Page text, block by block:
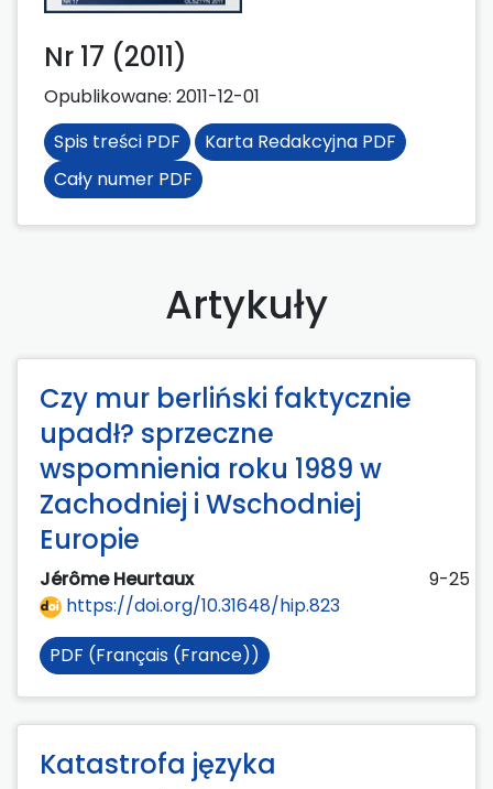
Nr 17 (2011)
Opublikowane: 2011-12-01
Spis treści PDF
Karta Redakcyjna PDF
Cały numer PDF
Artykuły
Czy mur berliński faktycznie
upadł? sprzeczne
wspomnienia roku 1989 w
Zachodniej i Wschodniej
Europie
Jérôme Heurtaux
9-25
https://doi.org/10.31648/hip.823
PDF (Français (France))
Katastrofa języka